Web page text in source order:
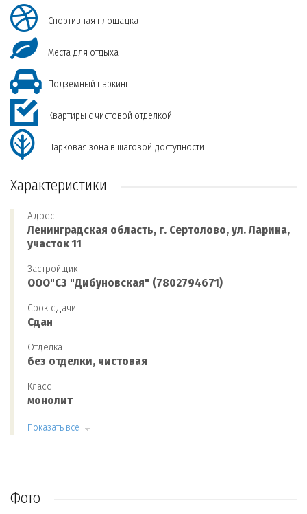
Спортивная площадка
Места для отдыха
Подземный паркинг
Квартиры с чистовой отделкой
Парковая зона в шаговой доступности
Характеристики
Адрес
Ленинградская область, г. Сертолово, ул. Ларина,
участок 11
Застройщик
ООО"СЗ "Дибуновская" (7802794671)
Срок сдачи
Сдан
Отделка
без отделки, чистовая
Класс
монолит
Показать все
Фото